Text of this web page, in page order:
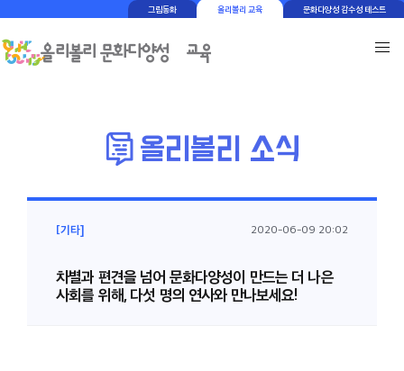
그림동화 올리볼리 교육 문화다양성 감수성 테스트
[기타] 2020-06-09 20:02
차별과 편견을 넘어 문화다양성이 만드는 더 나은
사회를 위해, 다섯 명의 연사와 만나보세요!